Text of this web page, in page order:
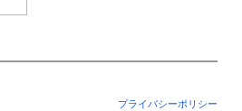
プライバシーポリシー